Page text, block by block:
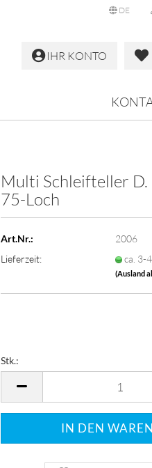
DE
IHR KONTO
Multi Schleifteller D.
75-Loch
Art.Nr.:
2006
Lieferzeit:
ca. 3-
(Ausland
Stk.: